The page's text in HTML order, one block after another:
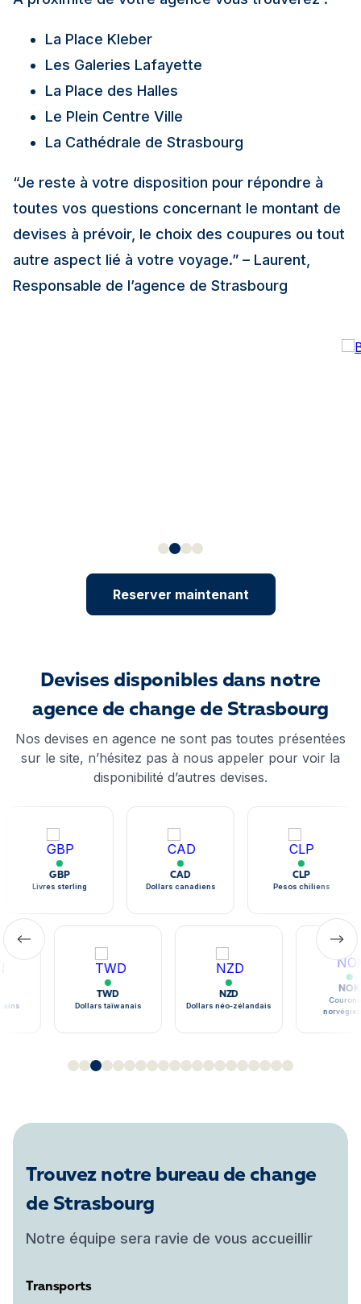
La Place Kleber
Les Galeries Lafayette
La Place des Halles
Le Plein Centre Ville
La Cathédrale de Strasbourg
“Je reste à votre disposition pour répondre à
toutes vos questions concernant le montant de
devises à prévoir, le choix des coupures ou tout
autre aspect lié à votre voyage.” – Laurent,
Responsable de l’agence de Strasbourg
Reserver maintenant
Devises disponibles dans notre
agence de change de Strasbourg
Nos devises en agence ne sont pas toutes présentées
sur le site, n’hésitez pas à nous appeler pour voir la
disponibilité d’autres devises.
GBP
Livres sterling
CAD
Dollars canadiens
CLP
Pesos chiliens
TWD
Dollars taïwanais
NZD
Dollars néo-zélandais
NOK
Trouvez notre bureau de change
de Strasbourg
Notre équipe sera ravie de vous accueillir
Transports